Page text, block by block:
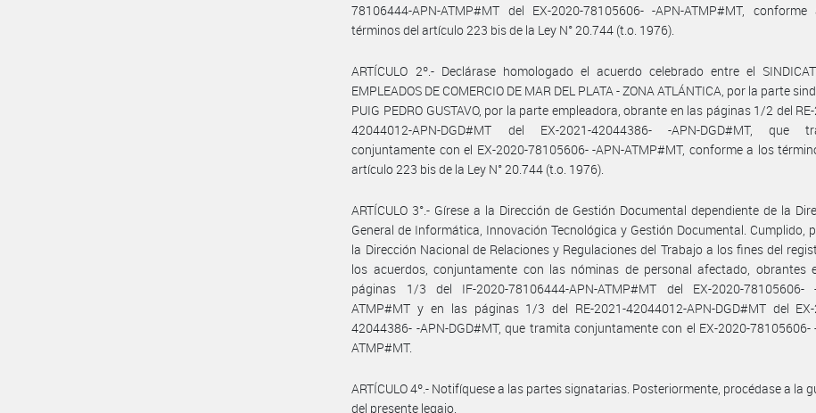
78106444-APN-ATMP#MT del EX-2020-78105606- -APN-ATMP#MT,
términos del artículo 223 bis de la Ley N° 20.744 (t.o. 1976).
ARTÍCULO 2º.- Declárase homologado el acuerdo celebrado entre el
EMPLEADOS DE COMERCIO DE MAR DEL PLATA - ZONA ATLÁNTICA, por la parte
PUIG PEDRO GUSTAVO, por la parte empleadora, obrante en las páginas 1/2 del
42044012-APN-DGD#MT del EX-2021-42044386- -APN-DGD#MT, que
conjuntamente con el EX-2020-78105606- -APN-ATMP#MT, conforme a los
artículo 223 bis de la Ley N° 20.744 (t.o. 1976).
ARTÍCULO 3°.- Gírese a la Dirección de Gestión Documental dependiente de la
General de Informática, Innovación Tecnológica y Gestión Documental. Cumplido,
la Dirección Nacional de Relaciones y Regulaciones del Trabajo a los fines del
los acuerdos, conjuntamente con las nóminas de personal afectado, obrantes
páginas 1/3 del IF-2020-78106444-APN-ATMP#MT del EX-2020-78105606-
ATMP#MT y en las páginas 1/3 del RE-2021-42044012-APN-DGD#MT del
42044386- -APN-DGD#MT, que tramita conjuntamente con el EX-2020-78105606-
ATMP#MT.
ARTÍCULO 4º.- Notifíquese a las partes signatarias. Posteriormente, procédase a la
del presente legajo.